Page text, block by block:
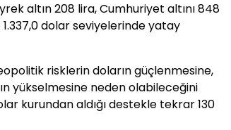
altın 208 lira, Cumhuriyet altını 848
1.337,0 dolar seviyelerinde yatay
risklerin doların güçlenmesine,
yükselmesine neden olabileceğini
kurundan aldığı destekle tekrar 130